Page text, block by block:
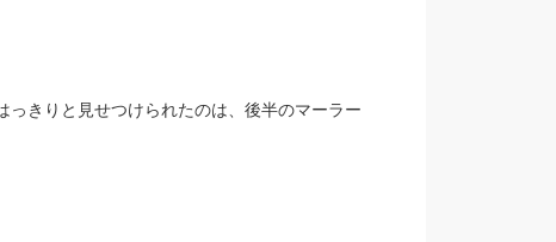
きりと見せつけられたのは、後半のマーラー